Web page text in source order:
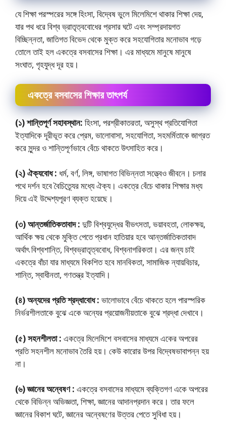
যে শিক্ষা পরস্পরের সঙ্গে হিংসা, বিদ্বেষ ভুলে মিলেমিশে থাকার শিক্ষা দেয়,
যার পথ ধরে বিশ্ব ভ্রাতৃত্ববােধের প্রসার ঘটে এবং সম্প্রদায়গত
বিচ্ছিন্নতা, জাতিগত বিভেদ থেকে মুক্ত করে সহযােগিতার মনােভাব গড়ে
তােলে তাই হল একত্রে বসবাসের শিক্ষা। এর মাধ্যমে মানুষে মানুষে
সংঘাত, গৃহযুদ্ধ দূর হয়।
একত্রে বসবাসের শিক্ষার তাৎপর্য
(১) শান্তিপূর্ণ সহাবস্থান: হিংসা, পরশ্রীকাতরতা, অসুস্থ প্রতিযোগিতা
ইত্যাদিকে দূরীভূত করে প্রেম, ভালােবাসা, সহযােগিতা, সহমর্মিতাকে জাগ্রত
করে সুন্দর ও শান্তিপূর্ণভাবে বেঁচে থাকতে উৎসাহিত করে।
(২) ঐক্যবােধ : ধর্ম, বর্ণ, লিঙ্গ, ভাষাগত বিভিন্নতা সত্ত্বেও জীবনে। চলার
পথে দর্শন হবে বৈচিত্র্যের মধ্যে ঐক্য। একত্রে বেঁচে থাকার শিক্ষার মধ্য
দিয়ে এই উদ্দেশ্যপূরণ ব্যক্ত হয়েছে।
(৩) আন্তর্জাতিকতাবাদ : দুটি বিশ্বযুদ্ধের বীভৎসতা, ভয়াবহতা, লােকক্ষয়,
আর্থিক ক্ষয় থেকে মুক্তি পেতে প্রধান হাতিয়ার হবে আন্তর্জাতিকতাবাদ
অর্থাৎ বিশ্বশান্তি, বিশ্বভ্রাতৃত্ববোধ, বিশ্বনাগরিকতা। এর জন্য চাই
একত্রে বাঁচা যার মাধ্যমে বিকশিত হবে মানবিকতা, সামাজিক ন্যায়বিচার,
শান্তি, স্বাধীনতা, গণতন্ত্র ইত্যাদি।
(৪) অন্যদের প্রতি শ্রদ্ধাবােধ : ভালোভাবে বেঁচে থাকতে হলে পারস্পরিক
নির্ভরশীলতাকে বুঝে একে অন্যের প্রয়ােজনীয়তাকে বুঝে শ্রদ্ধা দেখাবে।
(৫) সহনশীলতা : একত্রে মিলেমিশে বসবাসের মাধ্যমে একের অপরের
প্রতি সহনশীল মনােভাব তৈরি হয়। কেউ কারাের উপর বিদ্বেষভাবাপন্ন হয়
না।
(৬) জ্ঞানের অন্বেষণ : একত্রে বসবাসের মাধ্যমে ব্যক্তিগণ একে অপরের
থেকে বিভিন্ন অভিজ্ঞতা, শিক্ষা, জ্ঞানের আদানপ্রদান করে। তার ফলে
জ্ঞানের বিকাশ ঘটে, জ্ঞানের অন্বেষণের উত্তর পেতে সুবিধা হয়।